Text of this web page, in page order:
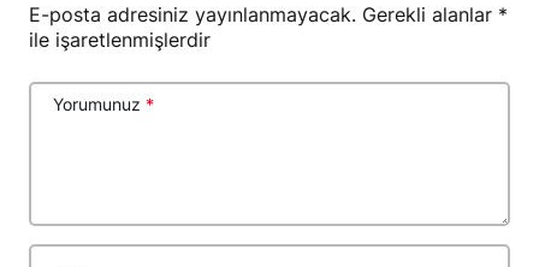
E-posta adresiniz yayınlanmayacak. Gerekli alanlar *
ile işaretlenmişlerdir
Yorumunuz *